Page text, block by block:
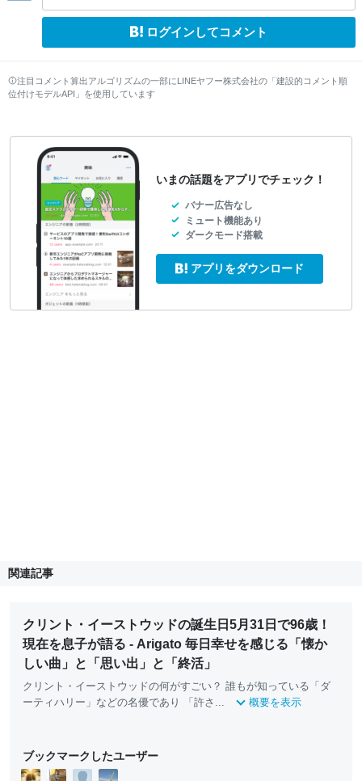
ログインしてコメント
注目コメント算出アルゴリズムの一部にLINEヤフー株式会社の「建設的コメント順
位付けモデルAPI」を使用しています
いまの話題をアプリでチェック！
バナー広告なし
ミュート機能あり
ダークモード搭載
アプリをダウンロード
関連記事
クリント・イーストウッドの誕生日5月31日で96歳！
現在を息子が語る - Arigato 毎日幸せを感じる「懐か
しい曲」と「思い出」と「終活」
クリント・イーストウッドの何がすごい？ 誰もが知っている「ダ
ーティハリー」などの名優であり 「許さ...
概要を表示
ブックマークしたユーザー